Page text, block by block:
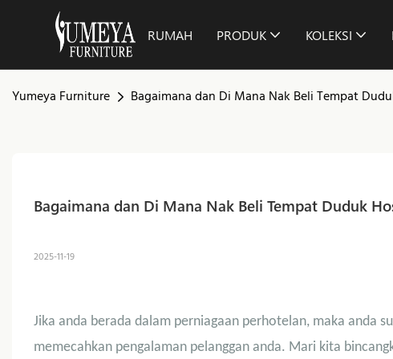
RUMAH PRODUK KOLEKSI
Yumeya Furniture Bagaimana dan Di Mana Nak Beli Tempat
Bagaimana dan Di Mana Nak Beli Tempat Duduk
2025-11-19
Jika anda berada dalam perniagaan perhotelan, maka anda
memecahkan pengalaman pelanggan anda. Mari kita